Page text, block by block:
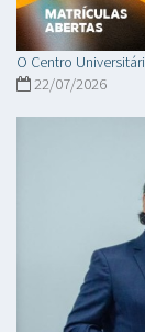
O Centro
22/07/2026